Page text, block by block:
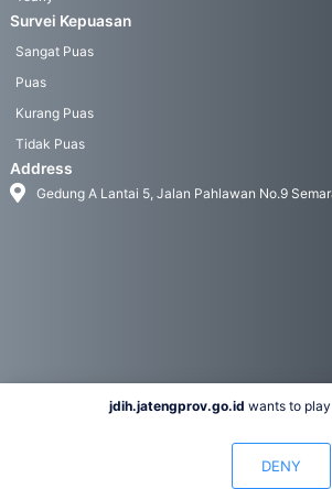
Survei Kepuasan
Sangat Puas
Puas
Kurang Puas
Tidak Puas
Address
Gedung A Lantai 5, Jalan Pahlawan No.9
jdih.jatengprov.go.id wants to
DENY